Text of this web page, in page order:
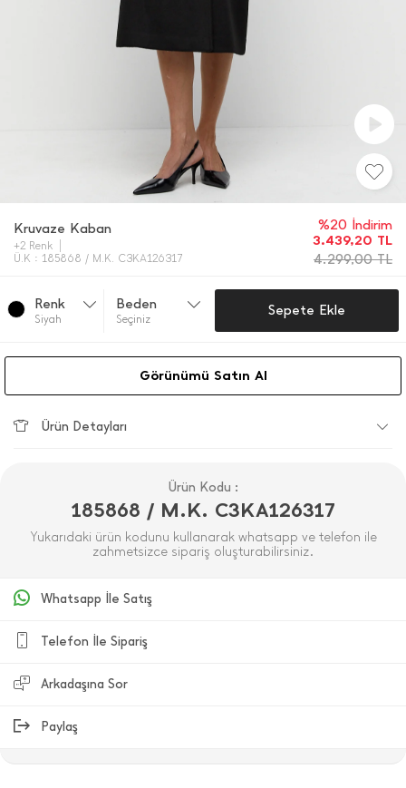
Kruvaze Kaban
+2 Renk
Ü.K : 185868 / M.K. C3KA126317
%20 İndirim
3.439,20 TL
4.299,00TL
Renk
Si̇yah
Beden
Seçiniz
Sepete Ekle
Görünümü Satın Al
Ürün Detayları
Ürün Kodu :
185868 / M.K. C3KA126317
Yukarıdaki ürün kodunu kullanarak whatsapp ve telefon ile
zahmetsizce sipariş oluşturabilirsiniz.
Whatsapp İle Satış
Telefon İle Sipariş
Arkadaşına Sor
Paylaş